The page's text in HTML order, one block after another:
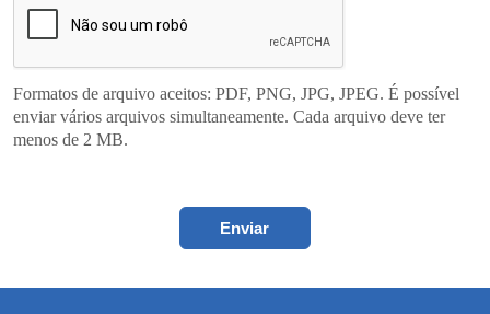
Formatos de arquivo aceitos: PDF, PNG, JPG, JPEG. É possível
enviar vários arquivos simultaneamente. Cada arquivo deve ter
menos de 2 MB.
Enviar